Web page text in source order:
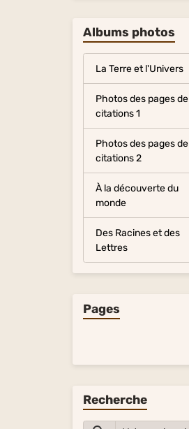
Albums photos
La Terre et l'Univers
Photos des pages de
citations 1
Photos des pages de
citations 2
À la découverte du
monde
Des Racines et des
Lettres
Pages
Recherche